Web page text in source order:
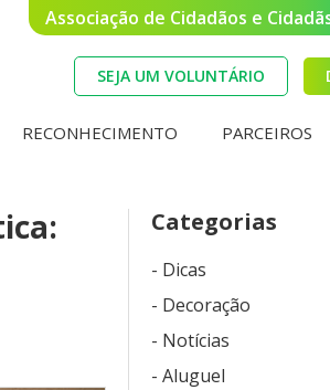
SEJA UM VOLUNTÁRIO
Associação de Cidadãos e
RECONHECIMENTO PARCEIROS
Categorias
- Dicas
- Decoração
- Notícias
- Aluguel